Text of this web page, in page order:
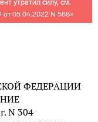
утратил силу, см.
от 05.04.2022 N 588»
ФЕДЕРАЦИИ
N 304